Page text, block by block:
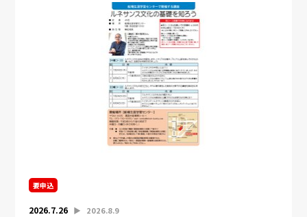
要申込
2026.7.26 ▶︎ 2026.8.9